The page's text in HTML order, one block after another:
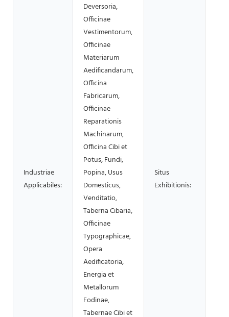
Industriae
Applicabiles:
Deversoria,
Officinae
Vestimentorum,
Officinae
Materiarum
Aedificandarum,
Officina
Fabricarum,
Officinae
Reparationis
Machinarum,
Officina Cibi et
Potus, Fundi,
Popina, Usus
Domesticus,
Venditatio,
Taberna Cibaria,
Officinae
Typographicae,
Opera
Aedificatoria,
Energia et
Metallorum
Fodinae,
Tabernae Cibi et
Situs
Exhibitionis: